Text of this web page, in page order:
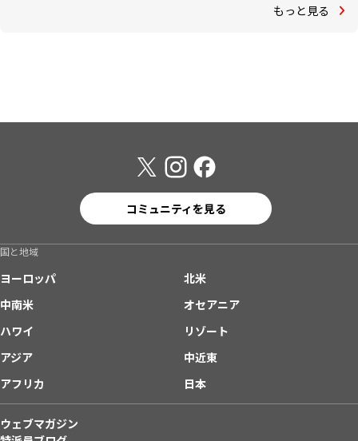
もっと見る
コミュニティを見る
国と地域
ヨーロッパ
北米
中南米
オセアニア
ハワイ
リゾート
アジア
中近東
アフリカ
日本
ウェブマガジン